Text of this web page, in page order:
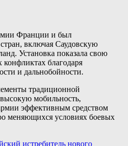
Франции и был
включая Саудовскую
Установка показала свою
благодаря
и дальнобойности.
традиционной
мобильность,
эффективным средством
меняющихся условиях боевых
истребитель нового